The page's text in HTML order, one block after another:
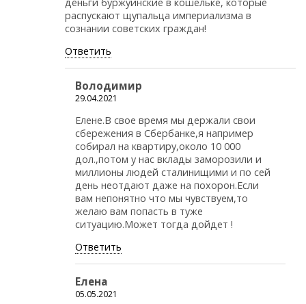
распускают щупальца империализма в
сознании советских граждан!
Ответить
Володимир
29.04.2021
Елене.В свое время мы держали свои
сбережения в Сбербанке,я например
собирал на квартиру,около 10 000
дол.,потом у нас вклады заморозили и
миллионы людей сталинищими и по сей
день неотдают даже на похорон.Если
вам непонятно что мы чувствуем,то
желаю вам попасть в туже
ситуацию.Может тогда дойдет !
Ответить
Елена
05.05.2021